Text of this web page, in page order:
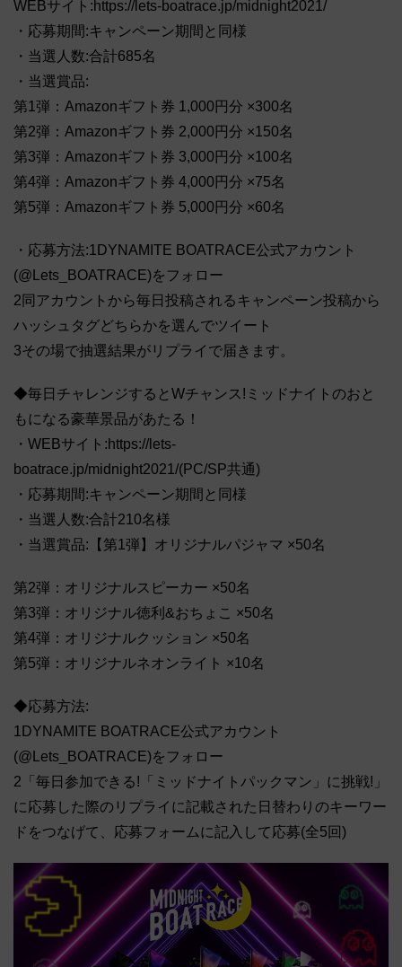
WEBサイト:https://lets-boatrace.jp/midnight2021/
・応募期間:キャンペーン期間と同様
・当選人数:合計685名
・当選賞品:
第1弾：Amazonギフト券 1,000円分 ×300名
第2弾：Amazonギフト券 2,000円分 ×150名
第3弾：Amazonギフト券 3,000円分 ×100名
第4弾：Amazonギフト券 4,000円分 ×75名
第5弾：Amazonギフト券 5,000円分 ×60名
・応募方法:1DYNAMITE BOATRACE公式アカウント
(@Lets_BOATRACE)をフォロー
2同アカウントから毎日投稿されるキャンペーン投稿から
ハッシュタグどちらかを選んでツイート
3その場で抽選結果がリプライで届きます。
◆毎日チャレンジするとWチャンス!ミッドナイトのおと
もになる豪華景品があたる！
・WEBサイト:https://lets-
boatrace.jp/midnight2021/(PC/SP共通)
・応募期間:キャンペーン期間と同様
・当選人数:合計210名様
・当選賞品:【第1弾】オリジナルパジャマ ×50名
第2弾：オリジナルスピーカー ×50名
第3弾：オリジナル徳利&おちょこ ×50名
第4弾：オリジナルクッション ×50名
第5弾：オリジナルネオンライト ×10名
◆応募方法:
1DYNAMITE BOATRACE公式アカウント
(@Lets_BOATRACE)をフォロー
2「毎日参加できる!「ミッドナイトパックマン」に挑戦!」
に応募した際のリプライに記載された日替わりのキーワー
ドをつなげて、応募フォームに記入して応募(全5回)